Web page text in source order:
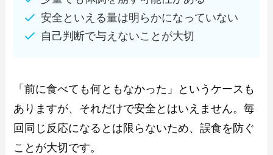
安全といえる量は明らかになっていない
自己判断で与えないことが大切
「前に食べても何ともなかった」というケースも
ありますが、それだけで安全とはいえません。毎
回同じ反応になるとは限らないため、誤食を防ぐ
ことが大切です。